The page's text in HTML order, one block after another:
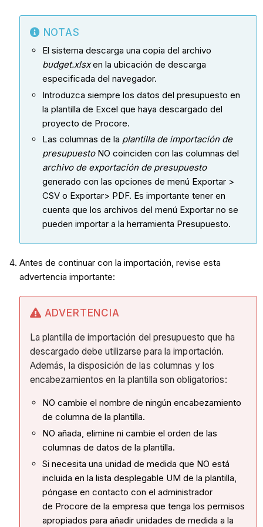
NOTAS
El sistema descarga una copia del archivo
budget.xlsxen la ubicación de descarga
especificada del navegador.
Introduzca siempre los datos del presupuesto en
la plantilla de Excel que haya descargado del
proyecto de Procore.
Las columnas de la plantilla de importación de
presupuestoNO coinciden con las columnas del
archivo de exportación de presupuesto
generado con las opciones de menú Exportar >
CSV o Exportar> PDF. Es importante tener en
cuenta que los archivos del menú Exportar no se
pueden importar a la herramienta Presupuesto.
Antes de continuar con la importación, revise esta
advertencia importante:
ADVERTENCIA
La plantilla de importación del presupuesto que ha
descargado debe utilizarse para la importación.
Además, la disposición de las columnas y los
encabezamientos en la plantilla son obligatorios:
NO cambie el nombre de ningún encabezamiento
de columna de la plantilla.
NO añada, elimine ni cambie el orden de las
columnas de datos de la plantilla.
Si necesita una unidad de medida que NO está
incluida en la lista desplegable UM de la plantilla,
póngase en contacto con el administrador
de Procore de la empresa que tenga los permisos
apropiados para añadir unidades de medida a la